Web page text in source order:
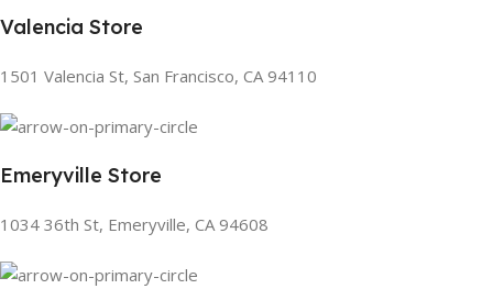
Valencia Store
1501 Valencia St, San Francisco, CA 94110
Emeryville Store
1034 36th St, Emeryville, CA 94608